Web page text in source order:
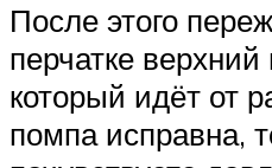
После этого
перчатке верхний
который идёт от
помпа исправна,